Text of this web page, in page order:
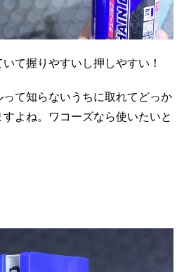
て握りやすいし押しやすい！
て知らないうちに取れてどっか
よね。ワコーズなら使いたいと